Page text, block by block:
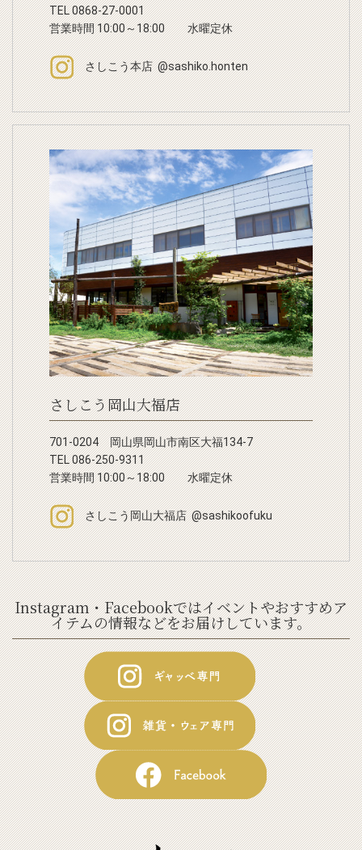
TEL 0868-27-0001
営業時間 10:00～18:00 水曜定休
さしこう本店 @sashiko.honten
さしこう岡山大福店
701-0204 岡山県岡山市南区大福134-7
TEL 086-250-9311
営業時間 10:00～18:00 水曜定休
さしこう岡山大福店 @sashikoofuku
Instagram・Facebookではイベントやおすすめア
イテムの情報などをお届けしています。